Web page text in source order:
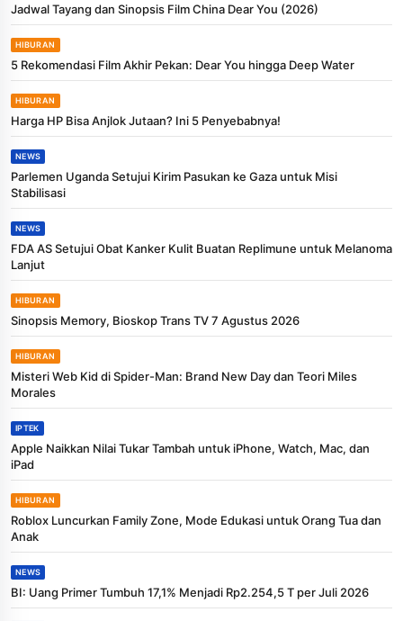
Jadwal Tayang dan Sinopsis Film China Dear You (2026)
HIBURAN
5 Rekomendasi Film Akhir Pekan: Dear You hingga Deep Water
HIBURAN
Harga HP Bisa Anjlok Jutaan? Ini 5 Penyebabnya!
NEWS
Parlemen Uganda Setujui Kirim Pasukan ke Gaza untuk Misi
Stabilisasi
NEWS
FDA AS Setujui Obat Kanker Kulit Buatan Replimune untuk Melanoma
Lanjut
HIBURAN
Sinopsis Memory, Bioskop Trans TV 7 Agustus 2026
HIBURAN
Misteri Web Kid di Spider-Man: Brand New Day dan Teori Miles
Morales
IPTEK
Apple Naikkan Nilai Tukar Tambah untuk iPhone, Watch, Mac, dan
iPad
HIBURAN
Roblox Luncurkan Family Zone, Mode Edukasi untuk Orang Tua dan
Anak
NEWS
BI: Uang Primer Tumbuh 17,1% Menjadi Rp2.254,5 T per Juli 2026